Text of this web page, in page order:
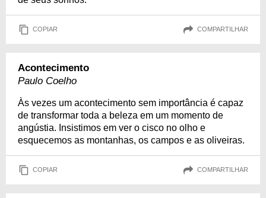
COPIAR COMPARTILHAR
Acontecimento
Paulo Coelho
Às vezes um acontecimento sem importância é capaz
de transformar toda a beleza em um momento de
angústia. Insistimos em ver o cisco no olho e
esquecemos as montanhas, os campos e as oliveiras.
COPIAR COMPARTILHAR